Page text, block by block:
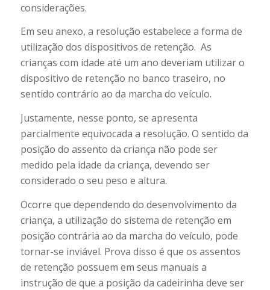
considerações.
Em seu anexo, a resolução estabelece a forma de
utilização dos dispositivos de retenção. As
crianças com idade até um ano deveriam utilizar o
dispositivo de retenção no banco traseiro, no
sentido contrário ao da marcha do veículo.
Justamente, nesse ponto, se apresenta
parcialmente equivocada a resolução. O sentido da
posição do assento da criança não pode ser
medido pela idade da criança, devendo ser
considerado o seu peso e altura.
Ocorre que dependendo do desenvolvimento da
criança, a utilização do sistema de retenção em
posição contrária ao da marcha do veículo, pode
tornar-se inviável. Prova disso é que os assentos
de retenção possuem em seus manuais a
instrução de que a posição da cadeirinha deve ser